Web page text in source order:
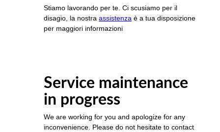
Stiamo lavorando per te. Ci scusiamo per il
disagio, la nostra assistenza è a tua disposizione
per maggiori informazioni
Service maintenance
in progress
We are working for you and apologize for any
inconvenience. Please do not hesitate to contact